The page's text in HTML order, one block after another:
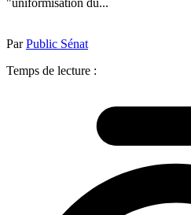
ParPublic Sénat
Temps de lecture :